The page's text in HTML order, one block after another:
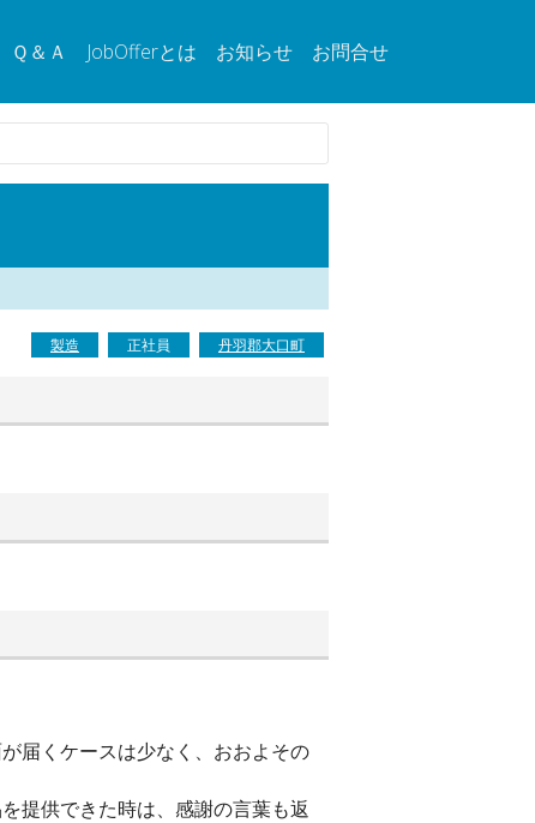
Ｑ＆Ａ JobOfferとは お知らせ お問合せ
製造 正社員 丹羽郡大口町
届くケースは少なく、おおよその
提供できた時は、感謝の言葉も返